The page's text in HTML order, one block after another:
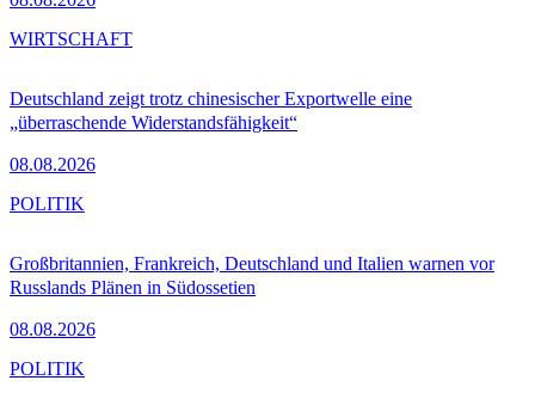
Deutschland zeigt trotz chinesischer Exportwelle eine
„überraschende Widerstandsfähigkeit“
08.08.2026
WIRTSCHAFT
Großbritannien, Frankreich, Deutschland und Italien warnen vor
Russlands Plänen in Südossetien
08.08.2026
POLITIK
POLITIK